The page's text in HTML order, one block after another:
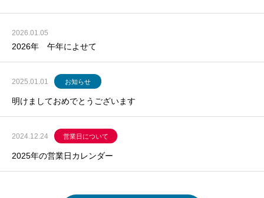
2026.01.05
2026年 午年によせて
2025.01.01 お知らせ
明けましておめでとうございます
2024.12.24 営業日について
2025年の営業日カレンダー